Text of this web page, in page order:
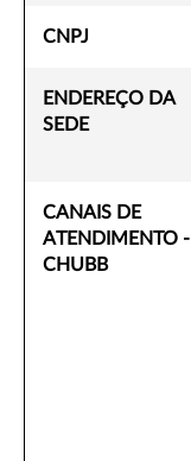
CNPJ
ENDEREÇO DA
SEDE
CANAIS DE
ATENDIMENTO -
CHUBB